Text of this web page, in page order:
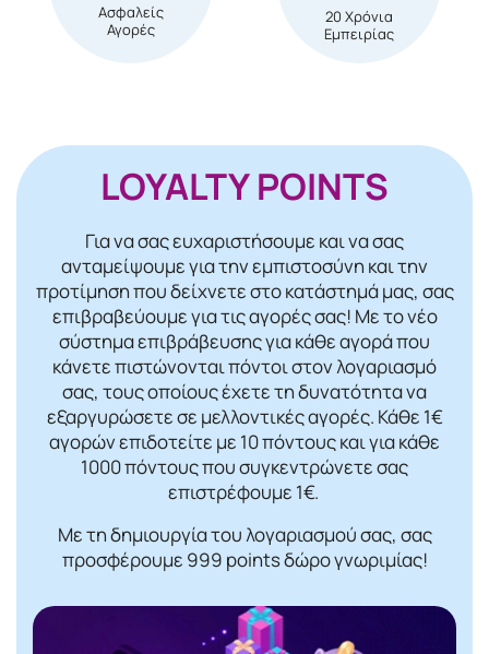
Ασφαλείς
Αγορές
20 Χρόνια
Εμπειρίας
LOYALTY POINTS
Για να σας ευχαριστήσουμε και να σας
ανταμείψουμε για την εμπιστοσύνη και την
προτίμηση που δείχνετε στο κατάστημά μας, σας
επιβραβεύουμε για τις αγορές σας! Mε το νέο
σύστημα επιβράβευσης για κάθε αγορά που
κάνετε πιστώνονται πόντοι στον λογαριασμό
σας, τους οποίους έχετε τη δυνατότητα να
εξαργυρώσετε σε μελλοντικές αγορές. Κάθε 1€
αγορών επιδοτείτε με 10 πόντους και για κάθε
1000 πόντους που συγκεντρώνετε σας
επιστρέφουμε 1€.
Με τη δημιουργία του λογαριασμού σας, σας
προσφέρουμε 999 points δώρο γνωριμίας!